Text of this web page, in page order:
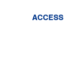
ACCESS